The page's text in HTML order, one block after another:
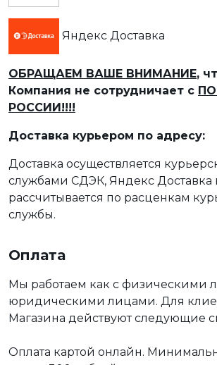
Яндекс Доставка
ОБРАЩАЕМ ВАШЕ ВНИМАНИЕ,
Компания не сотрудничает с
РОССИИ!!!!
Доставка курьером по адресу:
Доставка осуществляется
службами СДЭК, Яндекс Доставка
рассчитывается по расценкам
службы.
Оплата
Мы работаем как с физическими
юридическими лицами. Для
Магазина действуют следующие
Оплата картой онлайн.